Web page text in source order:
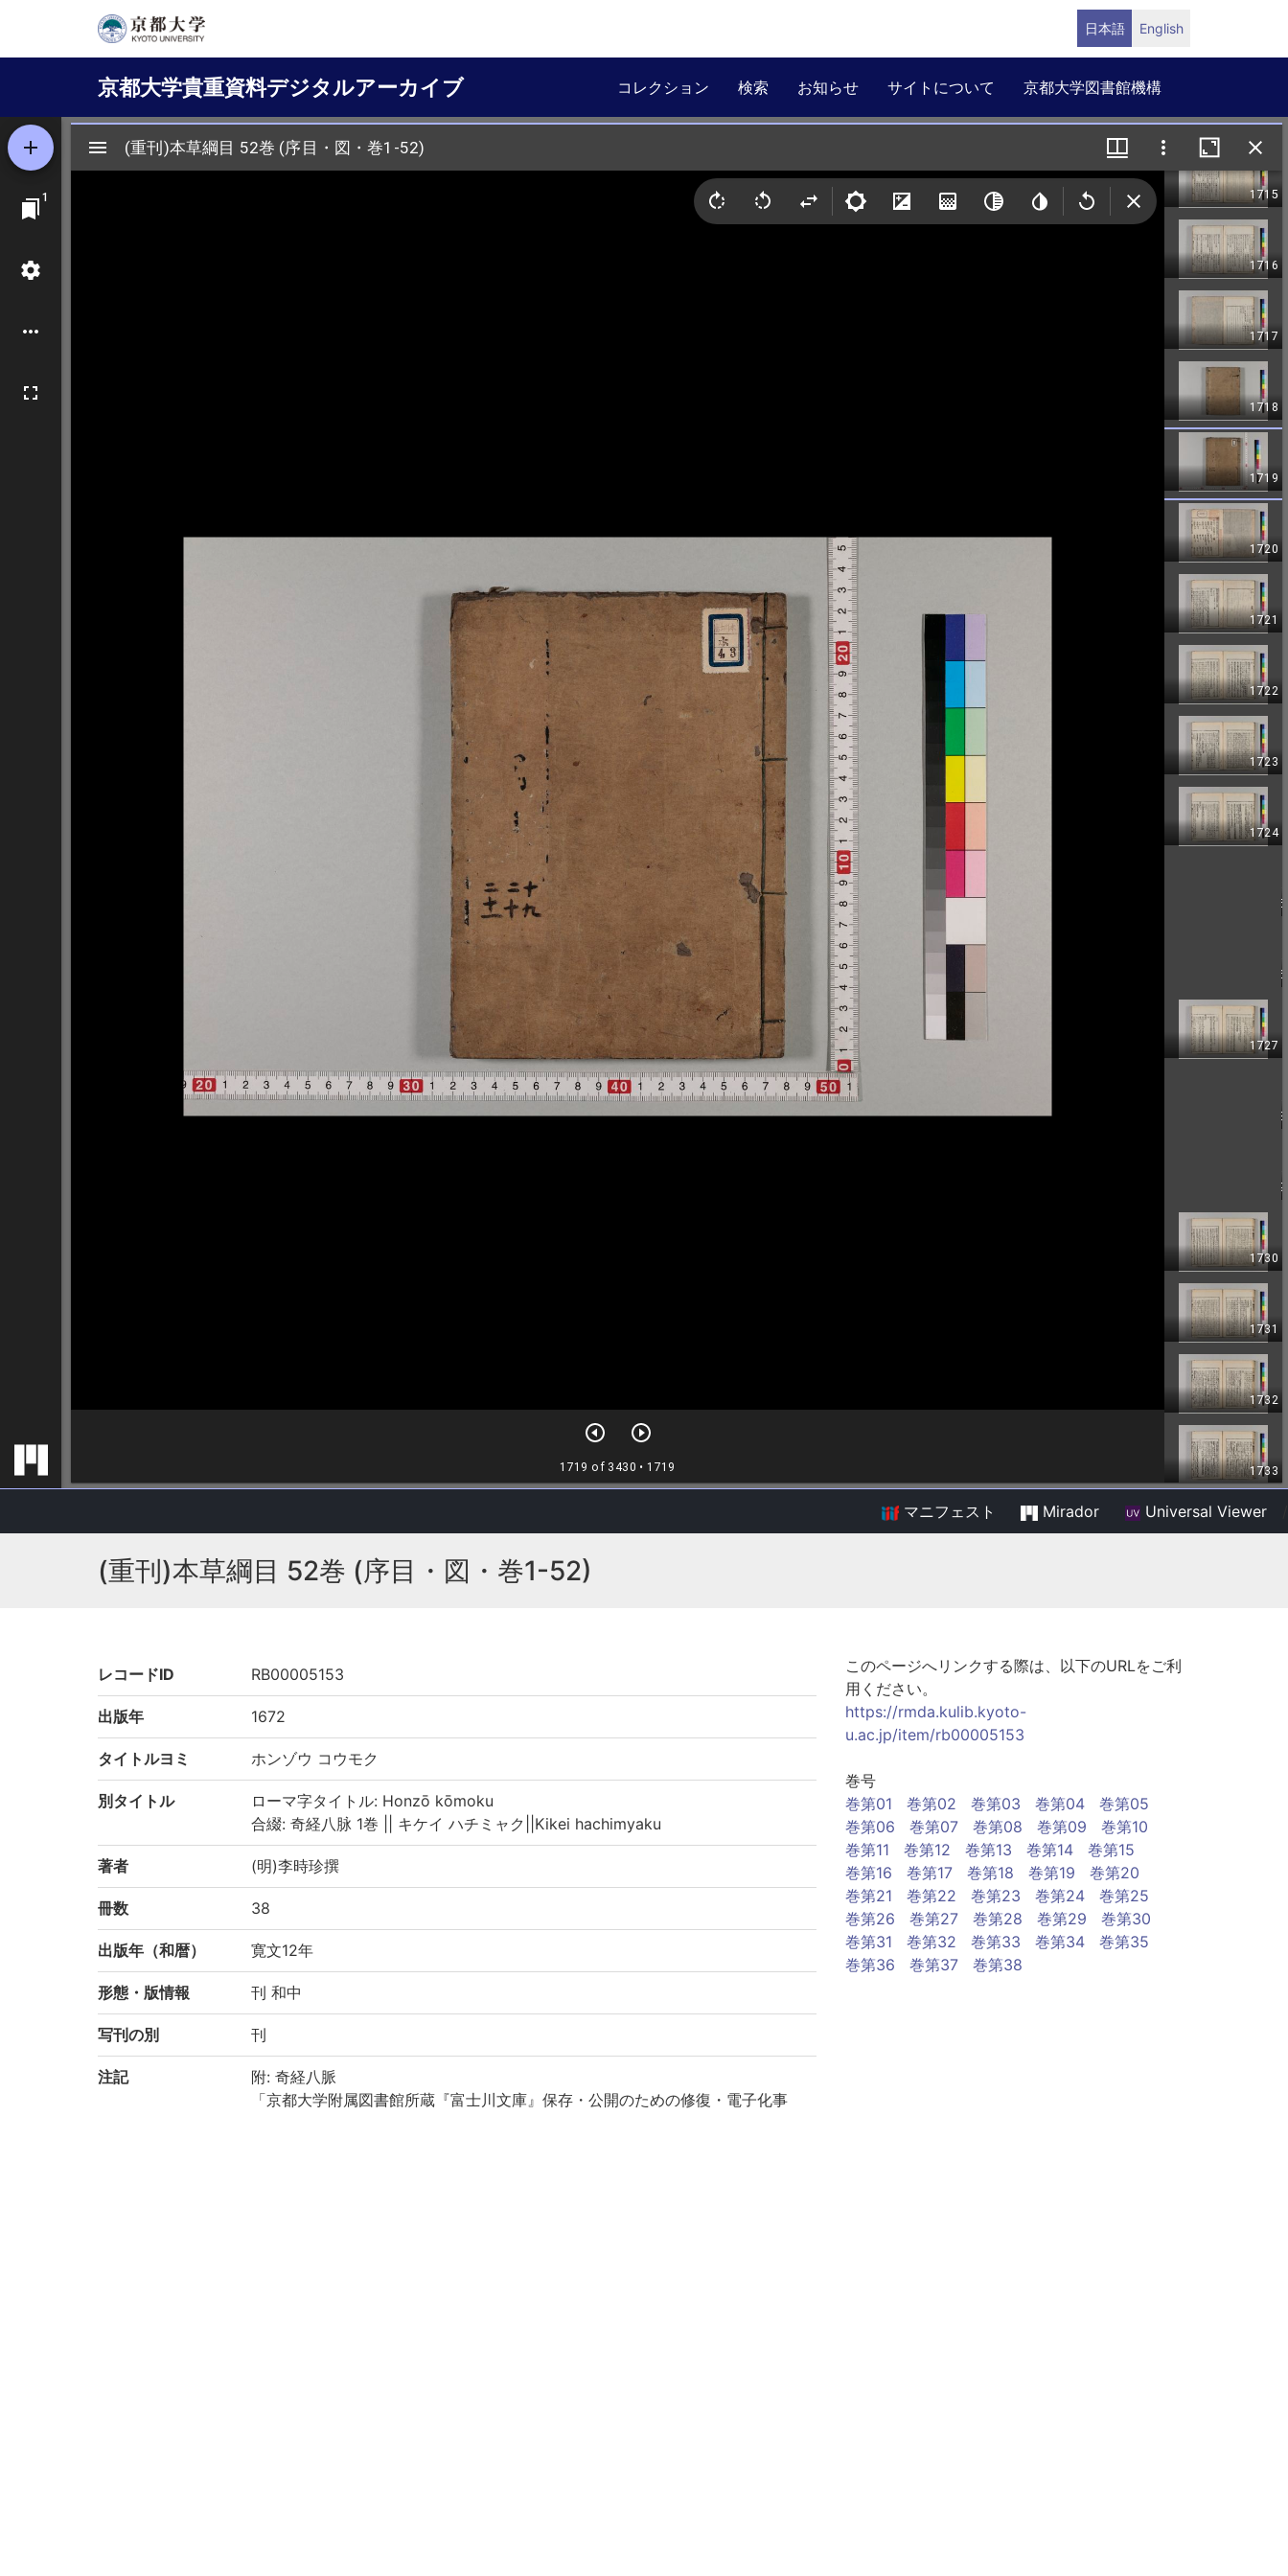
ン
テ
ン
日本語 English
京都大学貴重資料デジタルアーカイブ
Main
navigation
コレクション 検索 お知らせ サイトについて 京都大学図書館機構
マニフェスト Mirador Universal Viewer
(重刊)本草綱目 52巻 (序目・図・巻1-52)
レコードID RB00005153
出版年 1672
タイトルヨミ ホンゾウ コウモク
別タイトル
ローマ字タイトル: Honzō kōmoku
合綴: 奇経八脉 1巻 || キケイ ハチミャク||Kikei hachimyaku
著者 (明)李時珍撰
冊数 38
出版年（和暦） 寛文12年
形態・版情報 刊 和中
写刊の別 刊
注記
附: 奇経八脈
「京都大学附属図書館所蔵『富士川文庫』保存・公開のための修復・電子化事
このページへリンクする際は、以下のURLをご利
用ください。
https://rmda.kulib.kyoto-
u.ac.jp/item/rb00005153
巻号
巻第01
巻第02 巻第03 巻第04
巻第05
巻第06
巻第07 巻第08 巻第09
巻第10
巻第11
巻第12 巻第13 巻第14
巻第15
巻第16
巻第17 巻第18 巻第19
巻第20
巻第21
巻第22 巻第23 巻第24
巻第25
巻第26
巻第27 巻第28 巻第29
巻第30
巻第31
巻第32 巻第33 巻第34
巻第35
巻第36
巻第37 巻第38